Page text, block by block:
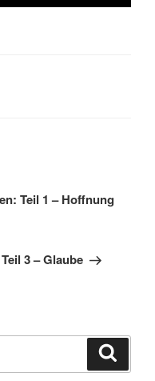
Teil 1 – Hoffnung
3 – Glaube